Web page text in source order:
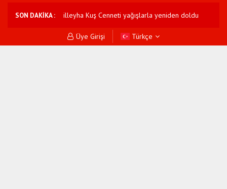
SON DAKİKA :
Hatay'da Milleyha Kuş Cenneti yağışlarla yeniden doldu Borsa
Üye Girişi Türkçe